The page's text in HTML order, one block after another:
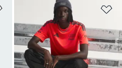
Pridať do zoznamu želaných